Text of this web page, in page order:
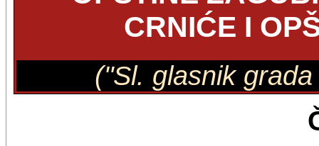
CRNIĆE I
("Sl. glasnik